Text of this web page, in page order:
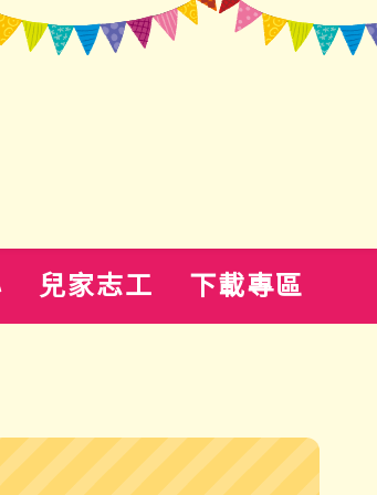
兒家志工 下載專區